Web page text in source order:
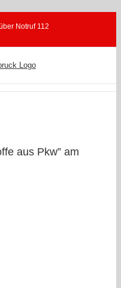
Notruf 112
aus Pkw” am